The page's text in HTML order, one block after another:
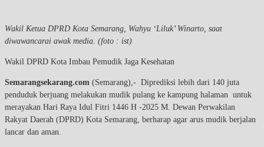
Wakil Ketua DPRD Kota Semarang, Wahyu ‘Liluk’ Winarto, saat
diwawancarai awak media. (foto : ist)
Wakil DPRD Kota Imbau Pemudik Jaga Kesehatan
Semarangsekarang.com (Semarang),- Diprediksi lebih dari 140 juta
penduduk berjuang melakukan mudik pulang ke kampung halaman untuk
merayakan Hari Raya Idul Fitri 1446 H -2025 M. Dewan Perwakilan
Rakyat Daerah (DPRD) Kota Semarang, berharap agar arus mudik berjalan
lancar dan aman.